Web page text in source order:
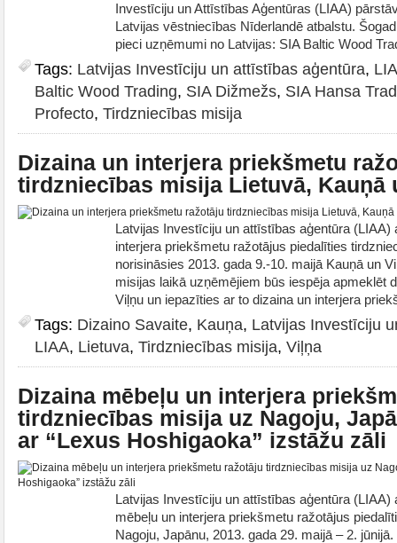
Investīciju un Attīstības Aģentūras (LIAA)
Latvijas vēstniecības Nīderlandē atbalstu.
pieci uzņēmumi no Latvijas: SIA Baltic Wood
Tags: Latvijas Investīciju un attīstības aģentūra,
Baltic Wood Trading, SIA Dižmežs, SIA Hansa
Profecto, Tirdzniecības misija
Dizaina un interjera priekšmetu
tirdzniecības misija Lietuvā, Kauņā
Latvijas Investīciju un attīstības aģentūra (LIAA)
interjera priekšmetu ražotājus piedalīties
norisināsies 2013. gada 9.-10. maijā Kauņā un
misijas laikā uzņēmējiem būs iespēja apmeklēt
Viļņu un iepazīties ar to dizaina un interjera
Tags: Dizaino Savaite, Kauņa, Latvijas Investīciju
LIAA, Lietuva, Tirdzniecības misija, Viļņa
Dizaina mēbeļu un interjera
tirdzniecības misija uz Nagoju,
ar “Lexus Hoshigaoka” izstāžu zāli
Latvijas Investīciju un attīstības aģentūra (LIAA)
mēbeļu un interjera priekšmetu ražotājus
Nagoju, Japānu, 2013. gada 29. maijā – 2.